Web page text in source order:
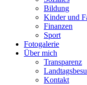
Bildung
Kinder und
Finanzen
Sport
Fotogalerie
Über mich
Transparenz
Kontakt